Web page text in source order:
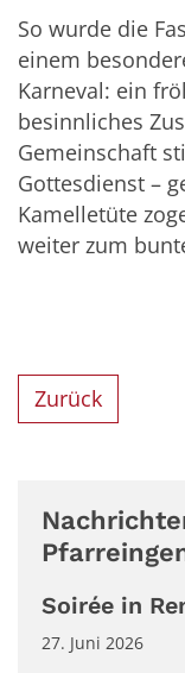
So wurde die
einem
Karneval: ein
besinnliches
Gemeinschaft
Gottesdienst –
Kamelletüte
weiter zum
Zurück
Soirée in
27. Juni 2026